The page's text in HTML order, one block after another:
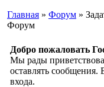
Главная » Форум »
Форум
Добро пожаловать
Мы рады
оставлять сообщения.
входа.